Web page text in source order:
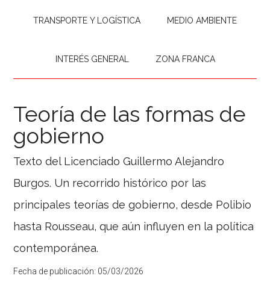
TRANSPORTE Y LOGÍSTICA MEDIO AMBIENTE
INTERÉS GENERAL ZONA FRANCA
Teoría de las formas de
gobierno
Texto del Licenciado Guillermo Alejandro
Burgos. Un recorrido histórico por las
principales teorías de gobierno, desde Polibio
hasta Rousseau, que aún influyen en la política
contemporánea.
Fecha de publicación: 05/03/2026